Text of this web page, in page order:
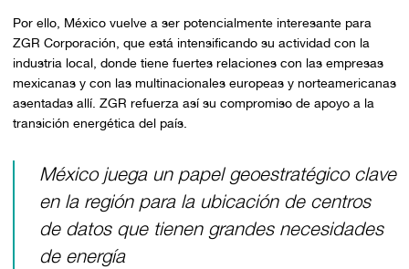
Por ello, México vuelve a ser potencialmente interesante para
ZGR Corporación, que está intensificando su actividad con la
industria local, donde tiene fuertes relaciones con las empresas
mexicanas y con las multinacionales europeas y norteamericanas
asentadas allí. ZGR refuerza así su compromiso de apoyo a la
transición energética del país.
México juega un papel geoestratégico clave
en la región para la ubicación de centros
de datos que tienen grandes necesidades
de energía